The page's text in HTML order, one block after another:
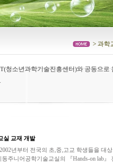
> 과학
청소년과학기술진흥센터)와 공동으로
실 교재 개발
년부터 전국의 초,중,고교 학생들을 대
주니어공학기술교실의 『Hands-on lab』